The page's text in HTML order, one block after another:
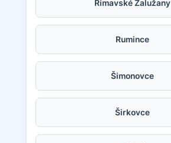
Rimavské Zalužany
Rumince
Šimonovce
Širkovce